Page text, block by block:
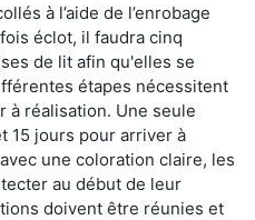
à l’aide de l’enrobage
éclot, il faudra cinq
de lit afin qu'elles se
étapes nécessitent
à réalisation. Une seule
15 jours pour arriver à
une coloration claire, les
au début de leur
doivent être réunies et